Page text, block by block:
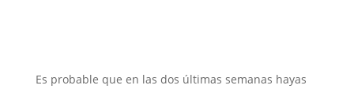
Es probable que en las dos últimas semanas hayas